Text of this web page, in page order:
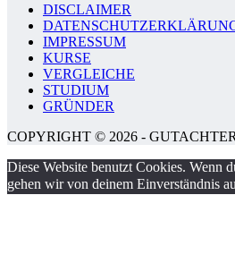
DISCLAIMER
IMPRESSUM
KURSE
VERGLEICHE
STUDIUM
GRÜNDER
COPYRIGHT © 2026 -
Diese Website benutzt Cookies. Wenn
gehen wir von deinem Einverständnis